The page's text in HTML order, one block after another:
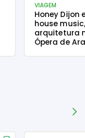
VIAGEM
Honey Dijon
house
arquitetura
Ópera de